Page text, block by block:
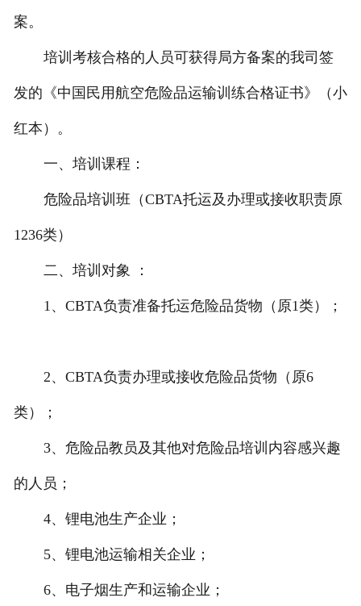
案。
培训考核合格的人员可获得局方备案的我司签
发的《中国民用航空危险品运输训练合格证书》（小
红本）。
一、培训课程：
危险品培训班（CBTA托运及办理或接收职责原
1236类）
二、培训对象 ：
1、CBTA负责准备托运危险品货物（原1类）；
2、CBTA负责办理或接收危险品货物（原6
类）；
3、危险品教员及其他对危险品培训内容感兴趣
的人员；
4、锂电池生产企业；
5、锂电池运输相关企业；
6、电子烟生产和运输企业；